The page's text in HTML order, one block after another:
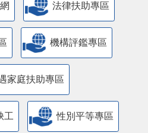
法律扶助專區
機構評鑑專區
家庭扶助專區
工 性別平等專區